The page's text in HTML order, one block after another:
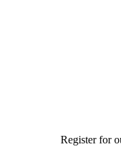
Register for